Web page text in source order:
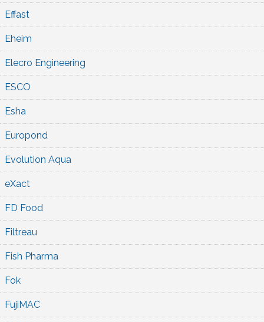
Effast
Eheim
Elecro Engineering
ESCO
Esha
Europond
Evolution Aqua
eXact
FD Food
Filtreau
Fish Pharma
Fok
FujiMAC